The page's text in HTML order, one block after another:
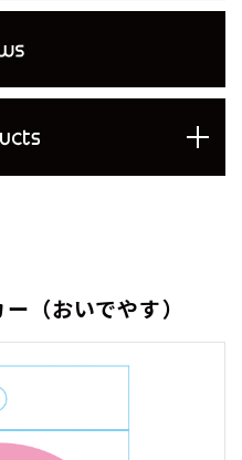
（おいでやす）